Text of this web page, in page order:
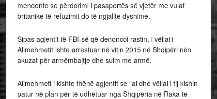
mendonte se përdorimi i pasaportës së vjetër me vulat
britanike të refuzimit do të ngjallte dyshime.
Sipas agjentit të FBI-së që denoncoi rastin, i vëllai i
Alimehmetit ishte arrestuar në vitin 2015 në Shqipëri nën
akuzat për armëmbajtje dhe sulm me armë.
Alimehmeti i kishte thënë agjentit se “ai dhe vëllai i tij kishin
patur në plan për të udhëtuar nga Shqipëria në Raka të